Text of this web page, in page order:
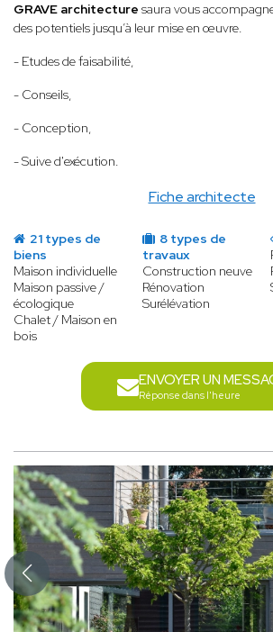
Fiche architecte
GRAVE architecture saura vous
des potentiels jusqu’à leur mise en œuvre.
- Etudes de faisabilité,
- Conseils,
- Conception,
- Suive d'exécution.
21 types de
biens
Maison individuelle
Maison passive /
écologique
Chalet / Maison en
bois
8 types de
travaux
Construction neuve
Rénovation
Surélévation
ENVOYER UN
Réponse dans l'heure